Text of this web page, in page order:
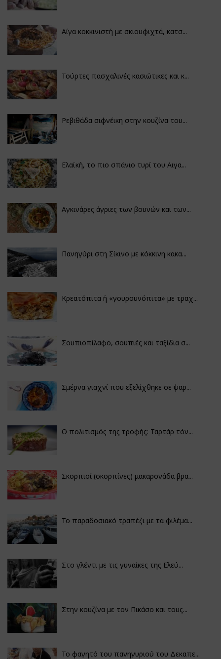
Αίγα κοκκινιστή με σκιουφιχτά, κατσ...
Τούρτες πασχαλινές κασιώτικες και κ...
Ρεβιθάδα σιφνέικη στην κουζίνα του...
Ελαϊκή, το πιο σπάνιο τυρί του Αιγα...
Αγκινάρες άγριες των βουνών και των...
Πανηγύρι στη Σίκινο με κόκκινη κακα...
Κρεατόπιτα ή «γουρουνόπιτα» με τραχ...
Σουπιοπίλαφο, σουπιές και ταξίδια σ...
Σμέρνα γιαχνί που εξελίχθηκε σε ψαρ...
Ο πολιτισμός της τροφής: Ταρτάρ τόν...
Σκορπιοί (σκορπίνες) μακαρονάδα βρα...
Το παραδοσιακό τραπέζι με τα φιλέμα...
Στο γλέντι με τις γυναίκες της Ελεύ...
Στην κουζίνα με τον Πικάσο και τους...
Το φαγητό του πανηγυριού του Δεκαπε...